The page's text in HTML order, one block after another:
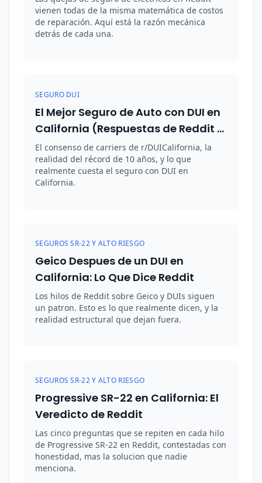
vienen todas de la misma matemática de costos
de reparación. Aquí está la razón mecánica
detrás de cada una.
SEGURO DUI
El Mejor Seguro de Auto con DUI en
California (Respuestas de Reddit +
Datos de Corredor)
El consenso de carriers de r/DUICalifornia, la
realidad del récord de 10 años, y lo que
realmente cuesta el seguro con DUI en
California.
SEGUROS SR-22 Y ALTO RIESGO
Geico Despues de un DUI en
California: Lo Que Dice Reddit
Los hilos de Reddit sobre Geico y DUIs siguen
un patron. Esto es lo que realmente dicen, y la
realidad estructural que dejan fuera.
SEGUROS SR-22 Y ALTO RIESGO
Progressive SR-22 en California: El
Veredicto de Reddit
Las cinco preguntas que se repiten en cada hilo
de Progressive SR-22 en Reddit, contestadas con
honestidad, mas la solucion que nadie
menciona.